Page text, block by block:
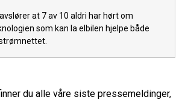
at 7 av 10 aldri har hørt om
som kan la elbilen hjelpe både
du alle våre siste pressemeldinger,